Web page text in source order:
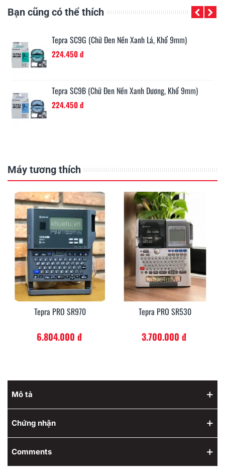
Bạn cũng có thể thích
Tepra SC9G (Chữ Đen Nền Xanh Lá, Khổ 9mm)
224.450 đ
Tepra SC9B (Chữ Đen Nền Xanh Dương, Khổ 9mm)
224.450 đ
Máy tương thích
Tepra PRO SR970
6.804.000 đ
Tepra PRO SR530
3.700.000 đ
Mô tả
Chứng nhận
Comments